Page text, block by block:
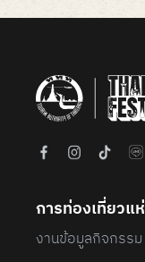
of
การท่องเที่ยวแ
งานข้อมูลกิจกรร